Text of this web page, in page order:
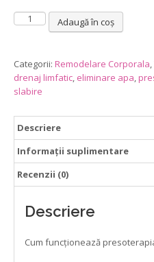
Cantitate
Presoterapie-
limfatic
10
ședințe
Adaugă în coș
Categorii: Remodelare Corporala,
drenaj limfatic, eliminare apa,
slabire
Descriere
Informații suplimentare
Recenzii (0)
Descriere
Cum funcționează